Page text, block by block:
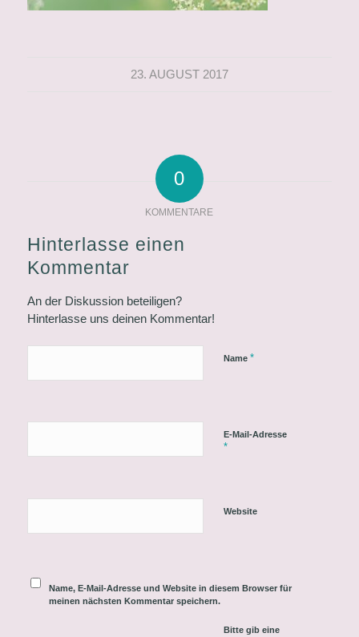
23. AUGUST 2017
0
KOMMENTARE
Hinterlasse einen
Kommentar
An der Diskussion beteiligen?
Hinterlasse uns deinen Kommentar!
Name *
E-Mail-Adresse
*
Website
Name, E-Mail-Adresse und Website in diesem Browser für
meinen nächsten Kommentar speichern.
Bitte gib eine